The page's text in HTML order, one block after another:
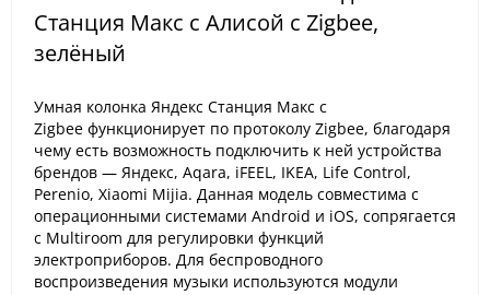
Станция Макс c Алисой с Zigbee,
зелёный
Умная колонка Яндекс Станция Макс с
Zigbee функционирует по протоколу Zigbee, благодаря
чему есть возможность подключить к ней устройства
брендов — Яндекс, Aqara, iFEEL, IKEA, Life Control,
Perenio, Xiaomi Mijia. Данная модель совместима с
операционными системами Android и iOS, сопрягается
с Multiroom для регулировки функций
электроприборов. Для беспроводного
воспроизведения музыки используются модули